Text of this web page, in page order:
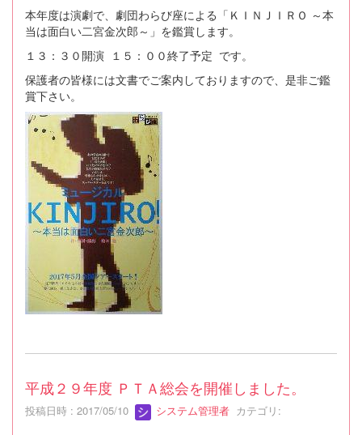
本年度は演劇で、劇団わらび座による「ＫＩＮＪＩＲＯ ～本
当は面白い二宮金次郎～」を鑑賞します。
１３：３０開演 １５：００終了予定 です。
保護者の皆様には文書でご案内しておりますので、是非ご鑑
賞下さい。
平成２９年度 ＰＴＡ総会を開催しました。
投稿日時 : 2017/05/10 システム管理者 カテゴリ: